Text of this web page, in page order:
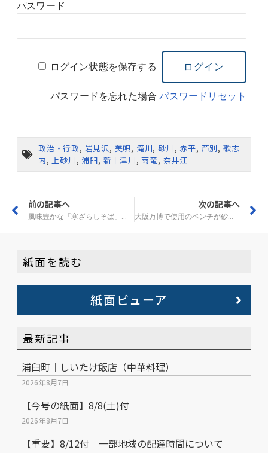
パスワード
ログイン状態を保存する
パスワードを忘れた場合パスワードリセット
政治・行政, 岩見沢, 美唄, 滝川,砂川, 赤平, 芦別, 歌志
内,上砂川, 浦臼, 新十津川,雨竜, 奈井江
前の記事へ
風味豊かな「寒ざらしそば」 3月中旬から浦臼「ぼたん亭」で提供
次の記事へ
大阪万博で使用のベンチが砂川に帰郷 「すないる」に設置 市内の間伐材活用
紙面を読む
紙面ビューア
最新記事
浦臼町｜しいたけ飯店（中華料理）
2026年8月7日
【今号の紙面】8/8(土)付
2026年8月7日
【重要】8/12付 一部地域の配達時間について